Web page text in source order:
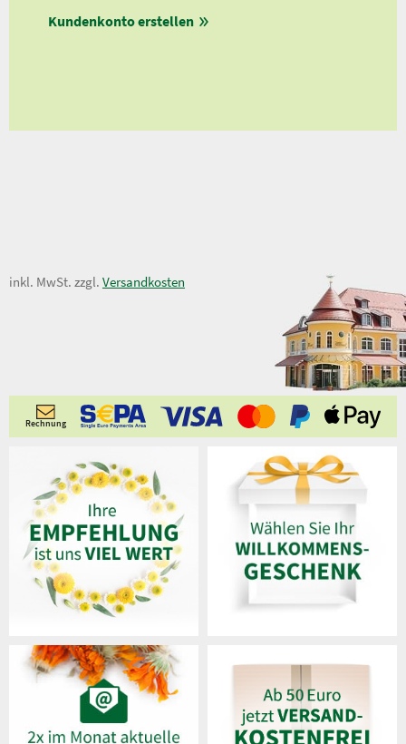
Kundenkonto erstellen
3,95 €
inkl. MwSt. zzgl. Versandkosten
Rechnung